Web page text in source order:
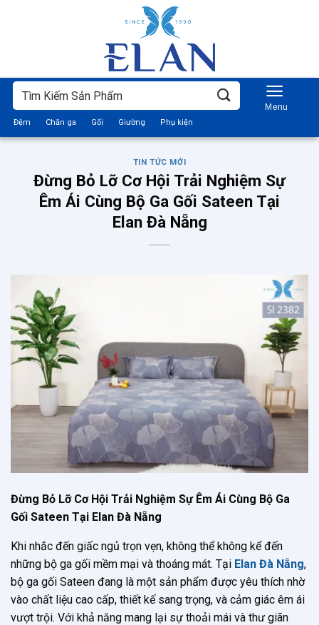
Tìm
kiếm:
Đệm Chăn ga Gối Giường Phụ kiện
TIN TỨC MỚI
Đừng Bỏ Lỡ Cơ Hội Trải Nghiệm Sự
Êm Ái Cùng Bộ Ga Gối Sateen Tại
Elan Đà Nẵng
Đừng Bỏ Lỡ Cơ Hội Trải Nghiệm Sự Êm Ái Cùng Bộ Ga
Gối Sateen Tại Elan Đà Nẵng
Khi nhắc đến giấc ngủ trọn vẹn, không thể không kể đến
những bộ ga gối mềm mại và thoáng mát. Tại Elan Đà Nẵng,
bộ ga gối Sateen đang là một sản phẩm được yêu thích nhờ
vào chất liệu cao cấp, thiết kế sang trọng, và cảm giác êm ái
vượt trội. Với khả năng mang lại sự thoải mái và thư giãn